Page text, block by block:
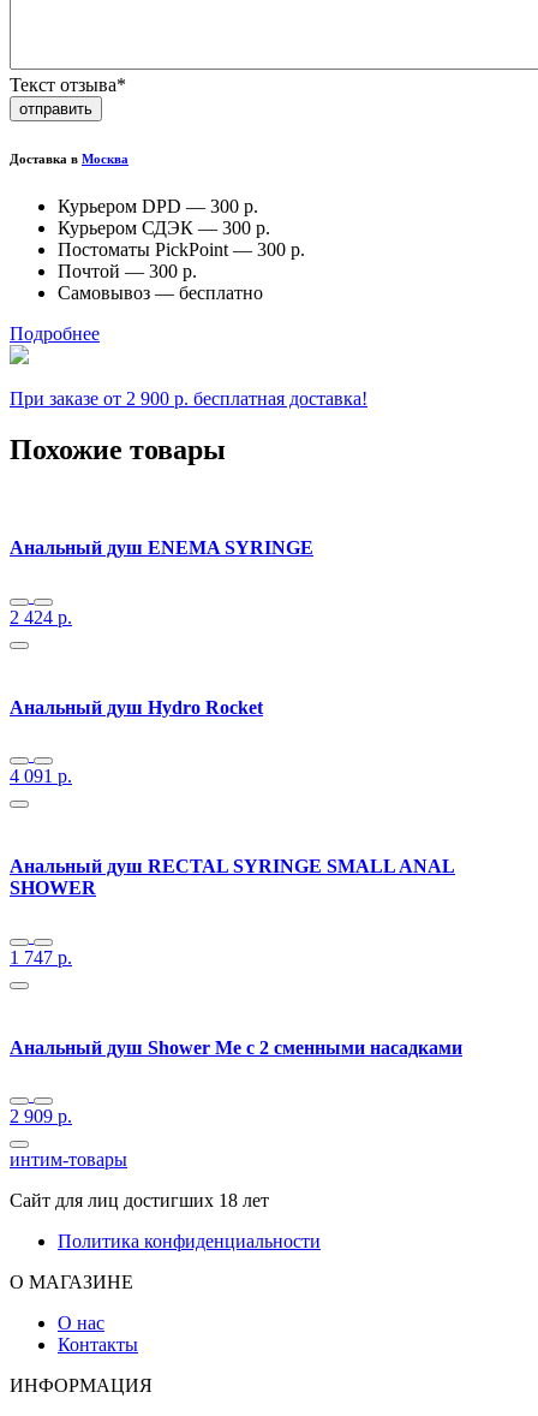
Текст отзыва*
отправить
Доставка в Москва
Курьером DPD — 300 р.
Курьером СДЭК — 300 р.
Постоматы PickPoint — 300 р.
Почтой — 300 р.
Самовывоз — бесплатно
Подробнее
При заказе от 2 900 р. бесплатная доставка!
Похожие товары
Анальный душ ENEMA SYRINGE
2 424 р.
Анальный душ Hydro Rocket
4 091 р.
Анальный душ RECTAL SYRINGE SMALL ANAL
SHOWER
1 747 р.
Анальный душ Shower Me с 2 сменными насадками
2 909 р.
интим-товары
Сайт для лиц достигших 18 лет
Политика конфиденциальности
О МАГАЗИНЕ
О нас
Контакты
ИНФОРМАЦИЯ